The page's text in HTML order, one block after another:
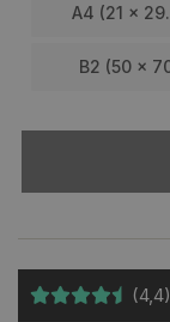
A4 (21 x
B2 (50 x
(4,4)